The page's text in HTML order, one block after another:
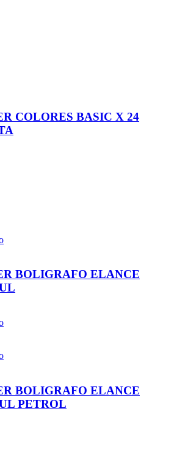
COLORES BASIC X 24
BOLIGRAFO ELANCE
BOLIGRAFO ELANCE
PETROL